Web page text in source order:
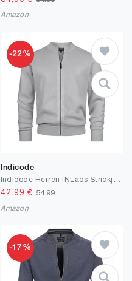
Amazon
-22%
Indicode
42.99 € 54.99
Amazon
-17%